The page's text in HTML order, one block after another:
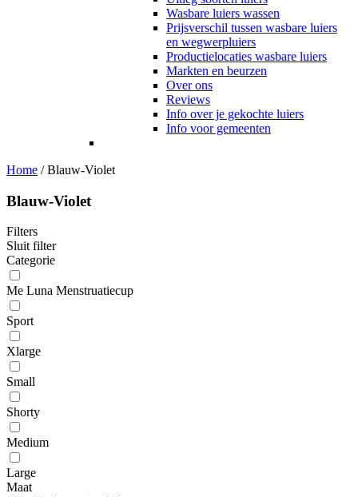
Wasbare luiers wassen
Prijsverschil tussen wasbare luiers
en wegwerpluiers
Productielocaties wasbare luiers
Markten en beurzen
Over ons
Reviews
Info over je gekochte luiers
Info voor gemeenten
Home /Blauw-Violet
Blauw-Violet
Filters
Sluit filter
Categorie
Me Luna Menstruatiecup
Sport
Xlarge
Small
Shorty
Medium
Large
Maat